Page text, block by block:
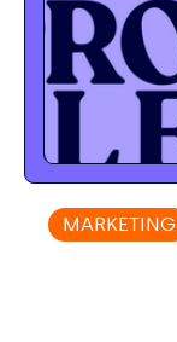
MARKETING